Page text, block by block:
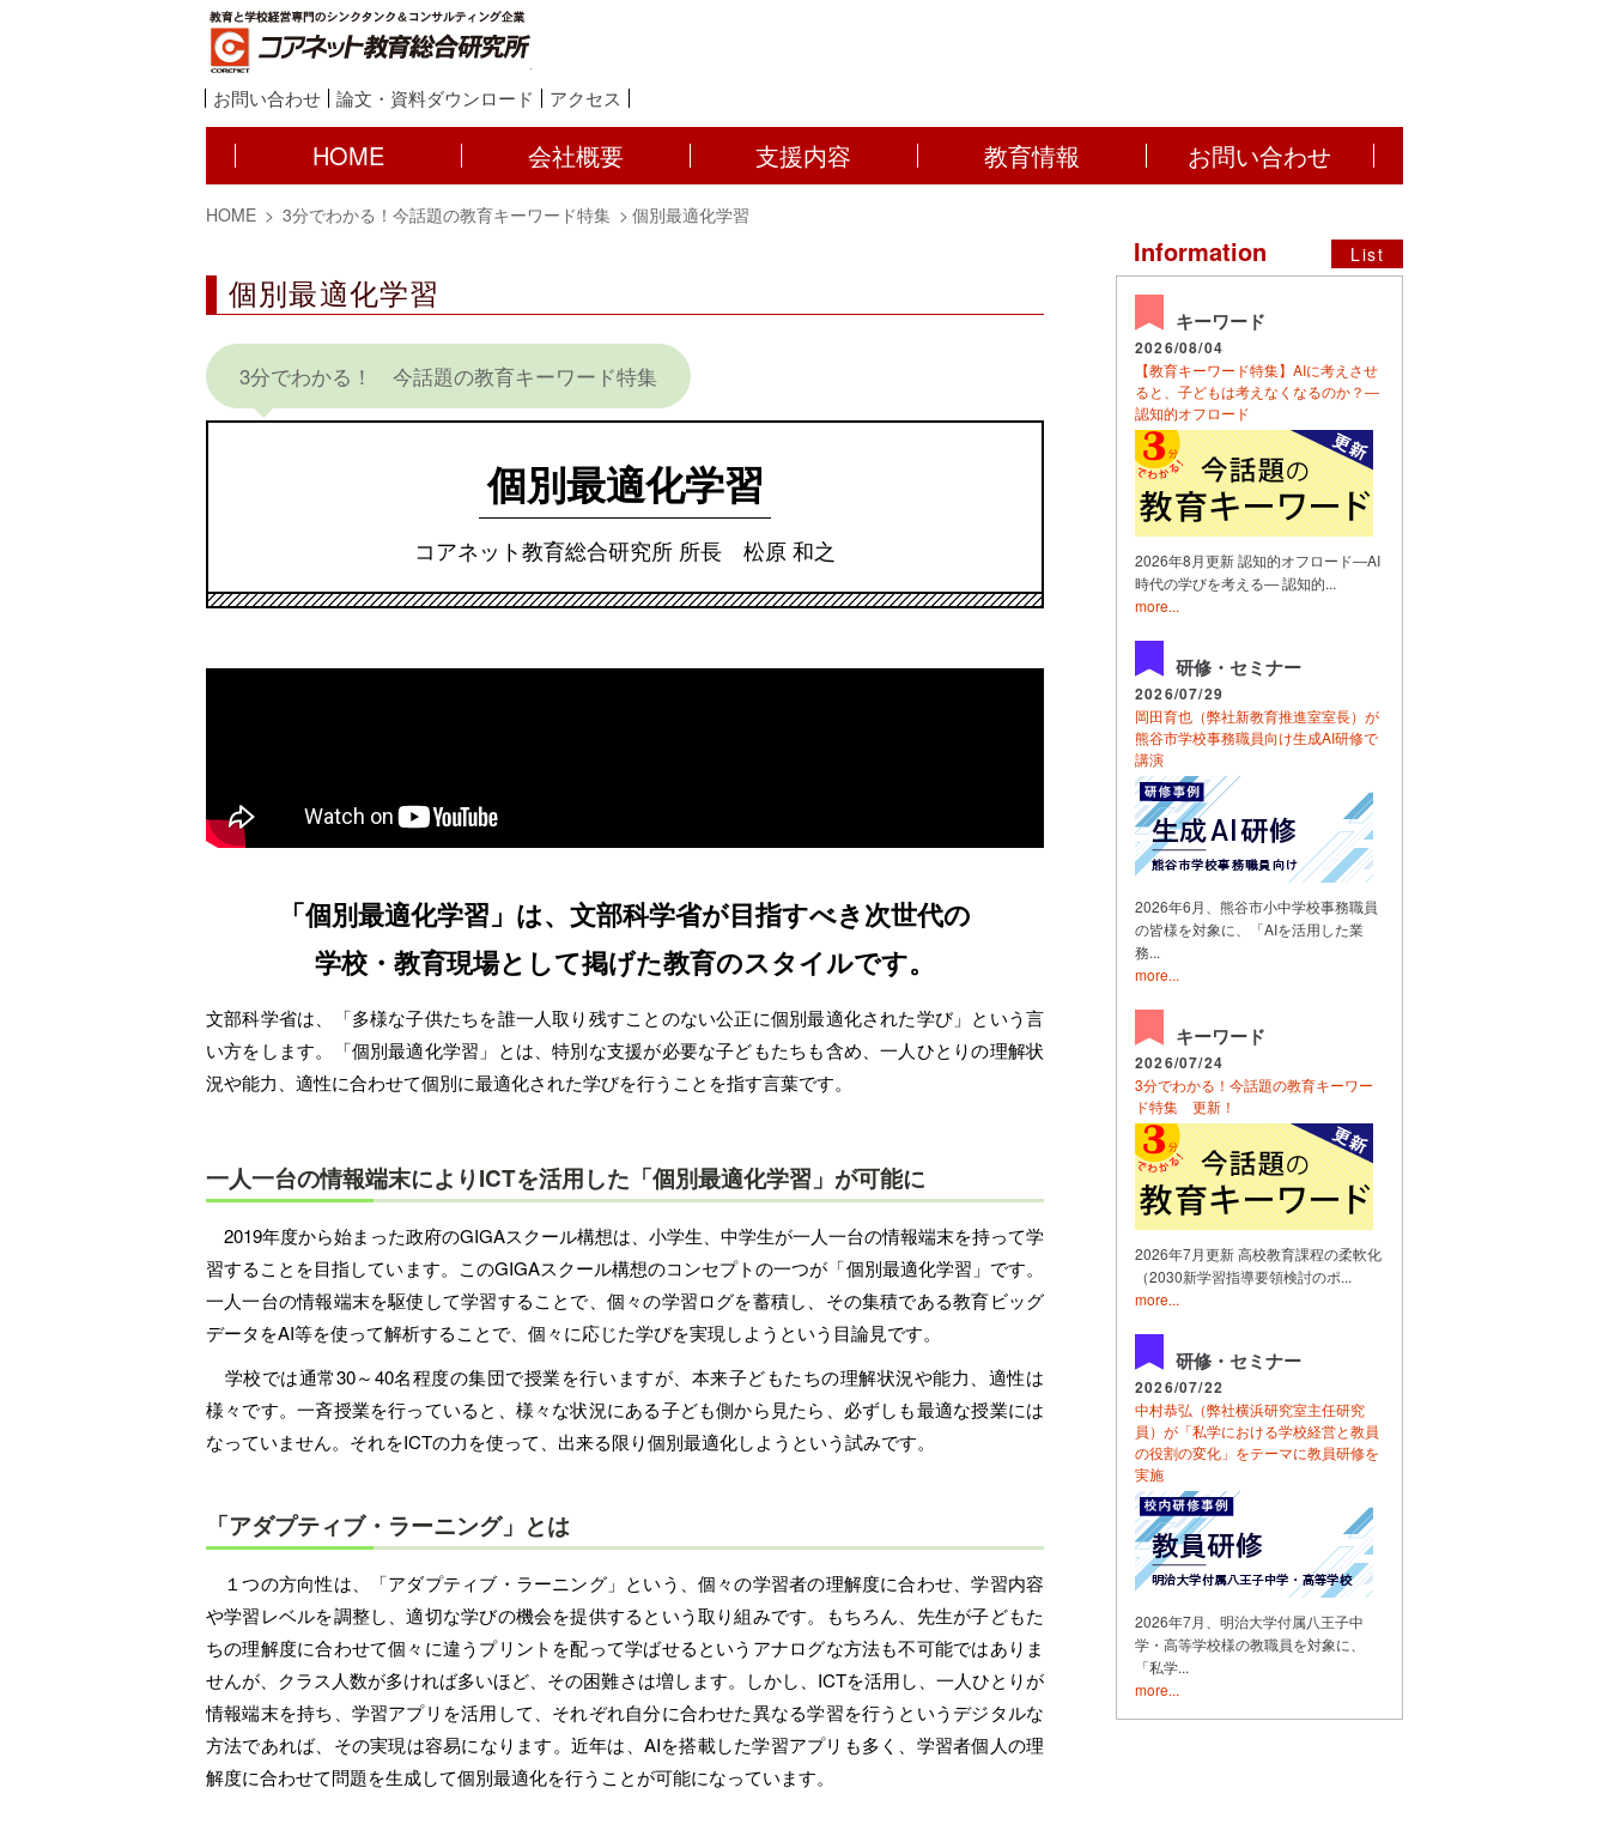
お問い合わせ 論文・資料ダウンロード アクセス
HOME 会社概要 支援内容 教育情報 お問い合わせ
HOME 3分でわかる！今話題の教育キーワード特集 個別最適化学習
個別最適化学習
3分でわかる！ 今話題の教育キーワード特集
個別最適化学習
コアネット教育総合研究所 所長 松原 和之
「個別最適化学習」は、文部科学省が目指すべき次世代の
学校・教育現場として掲げた教育のスタイルです。
文部科学省は、「多様な子供たちを誰一人取り残すことのない公正に個別最適化された学び」という言
い方をします。「個別最適化学習」とは、特別な支援が必要な子どもたちも含め、一人ひとりの理解状
況や能力、適性に合わせて個別に最適化された学びを行うことを指す言葉です。
一人一台の情報端末によりICTを活用した「個別最適化学習」が可能に
2019年度から始まった政府のGIGAスクール構想は、小学生、中学生が一人一台の情報端末を持って学
習することを目指しています。このGIGAスクール構想のコンセプトの一つが「個別最適化学習」です。
一人一台の情報端末を駆使して学習することで、個々の学習ログを蓄積し、その集積である教育ビッグ
データをAI等を使って解析することで、個々に応じた学びを実現しようという目論見です。
学校では通常30～40名程度の集団で授業を行いますが、本来子どもたちの理解状況や能力、適性は
様々です。一斉授業を行っていると、様々な状況にある子ども側から見たら、必ずしも最適な授業には
なっていません。それをICTの力を使って、出来る限り個別最適化しようという試みです。
「アダプティブ・ラーニング」とは
１つの方向性は、「アダプティブ・ラーニング」という、個々の学習者の理解度に合わせ、学習内容
や学習レベルを調整し、適切な学びの機会を提供するという取り組みです。もちろん、先生が子どもた
ちの理解度に合わせて個々に違うプリントを配って学ばせるというアナログな方法も不可能ではありま
せんが、クラス人数が多ければ多いほど、その困難さは増します。しかし、ICTを活用し、一人ひとりが
情報端末を持ち、学習アプリを活用して、それぞれ自分に合わせた異なる学習を行うというデジタルな
方法であれば、その実現は容易になります。近年は、AIを搭載した学習アプリも多く、学習者個人の理
解度に合わせて問題を生成して個別最適化を行うことが可能になっています。
Information List
キーワード
2026/08/04
【教育キーワード特集】AIに考えさせ
ると、子どもは考えなくなるのか？―
認知的オフロード
2026年8月更新 認知的オフロード―AI
時代の学びを考える― 認知的...
more...
研修・セミナー
2026/07/29
岡田育也（弊社新教育推進室室長）が
熊谷市学校事務職員向け生成AI研修で
講演
2026年6月、熊谷市小中学校事務職員
の皆様を対象に、「AIを活用した業
務...
more...
キーワード
2026/07/24
3分でわかる！今話題の教育キーワー
ド特集 更新！
2026年7月更新 高校教育課程の柔軟化
（2030新学習指導要領検討のポ...
more...
研修・セミナー
2026/07/22
中村恭弘（弊社横浜研究室主任研究
員）が「私学における学校経営と教員
の役割の変化」をテーマに教員研修を
実施
2026年7月、明治大学付属八王子中
学・高等学校様の教職員を対象に、
「私学...
more...